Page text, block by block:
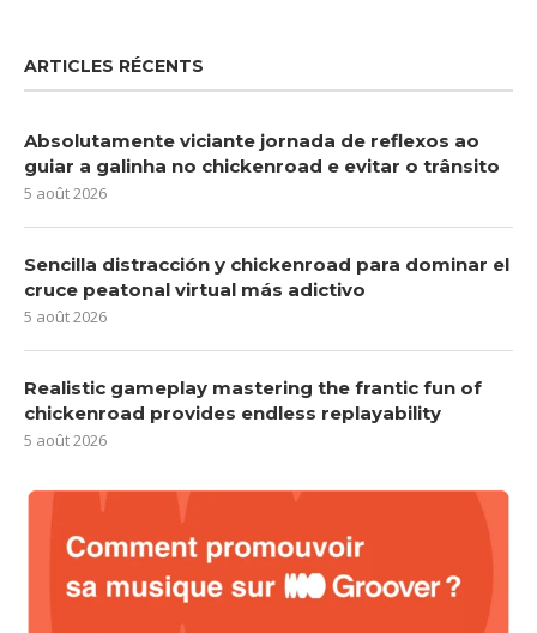
ARTICLES RÉCENTS
Absolutamente viciante jornada de reflexos ao
guiar a galinha no chickenroad e evitar o trânsito
5 août 2026
Sencilla distracción y chickenroad para dominar el
cruce peatonal virtual más adictivo
5 août 2026
Realistic gameplay mastering the frantic fun of
chickenroad provides endless replayability
5 août 2026